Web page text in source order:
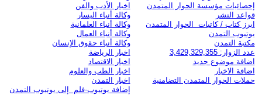
إحصائيات مؤسسة الحوار المتمدن
قواعد النشر
ابرز كتاب / كاتبات الحوار المتمدن
يوتيوب التمدن
مكتبة التمدن
عدد الزوار: 3,429,329,355
اضافة موضوع جديد
اضافة الاخبار
حملات الحوار المتمدن التضامنية
اخبار الأدب والفن
وكالة أنباء اليسار
وكالة أنباء العلمانية
وكالة أنباء العمال
وكالة أنباء حقوق الإنسان
اخبار الرياضة
اخبار الاقتصاد
اخبار الطب والعلوم
اخبار التمدن
إضافة يوتيوب-فلم إلى يوتيوب التمدن